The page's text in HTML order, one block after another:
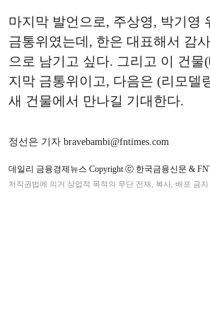
마지막 발언으로, 주상영, 박기영
금통위였는데, 한은 대표해서 감
으로 남기고 싶다. 그리고 이 건물
지막 금통위이고, 다음은 (리모델
새 건물에서 만나길 기대한다.
정선은 기자 bravebambi@fntimes.com
데일리 금융경제뉴스 Copyright ⓒ 한국금융신문 &
저작권법에 의거 상업적 목적의 무단 전재, 복사, 배포 금지